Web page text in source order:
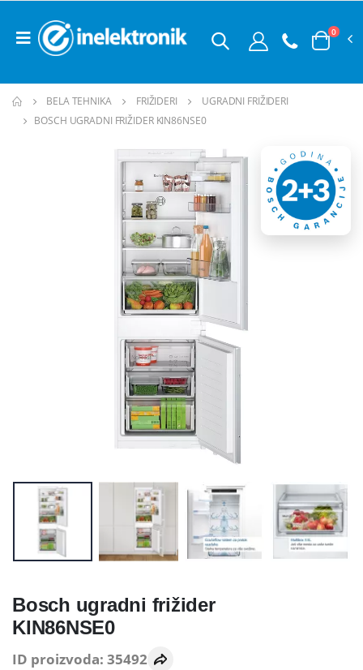
0
BELA TEHNIKA FRIŽIDERI
UGRADNI FRIŽIDERI
BOSCH UGRADNI FRIŽIDER KIN86NSE0
Bosch ugradni frižider
KIN86NSE0
ID proizvoda: 35492